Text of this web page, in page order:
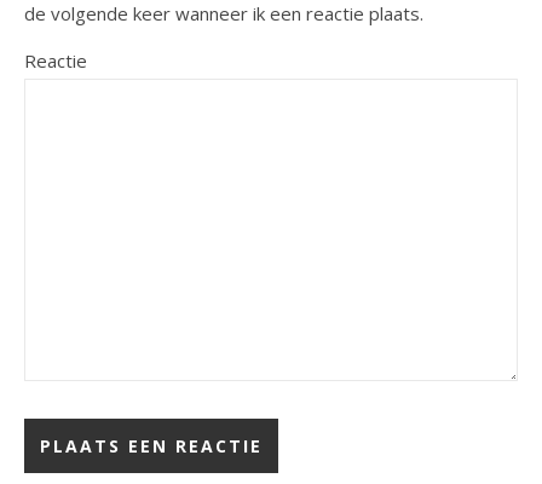
de volgende keer wanneer ik een reactie plaats.
Reactie